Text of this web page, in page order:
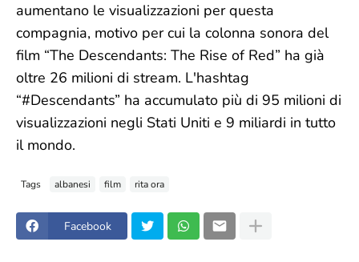
aumentano le visualizzazioni per questa
compagnia, motivo per cui la colonna sonora del
film “The Descendants: The Rise of Red” ha già
oltre 26 milioni di stream. L'hashtag
“#Descendants” ha accumulato più di 95 milioni di
visualizzazioni negli Stati Uniti e 9 miliardi in tutto
il mondo.
Tags albanesi film rita ora
Facebook